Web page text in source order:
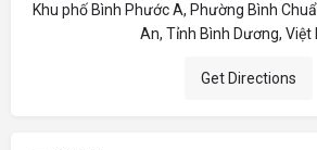
Khu phố Bình Phước A, Phường Bình
An, Tỉnh Bình Dương, Việt
Get Directions